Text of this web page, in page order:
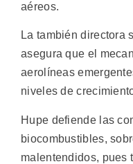
aéreos.
La también directora
asegura que el
aerolíneas
niveles de
Hupe defiende las
biocombustibles,
malentendidos, pues